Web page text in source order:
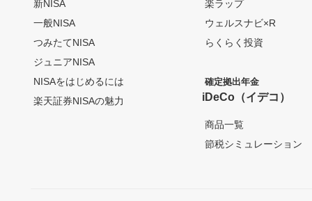
新NISA
一般NISA
つみたてNISA
ジュニアNISA
NISAをはじめるには
楽天証券NISAの魅力
楽ラップ
ウェルスナビ×R
らくらく投資
確定拠出年金
iDeCo（イデコ）
商品一覧
節税シミュレーション